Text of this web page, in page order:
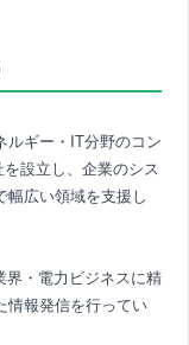
ルギー・IT分野のコン
設立し、企業のシス
幅広い領域を支援し
界・電力ビジネスに精
情報発信を行ってい